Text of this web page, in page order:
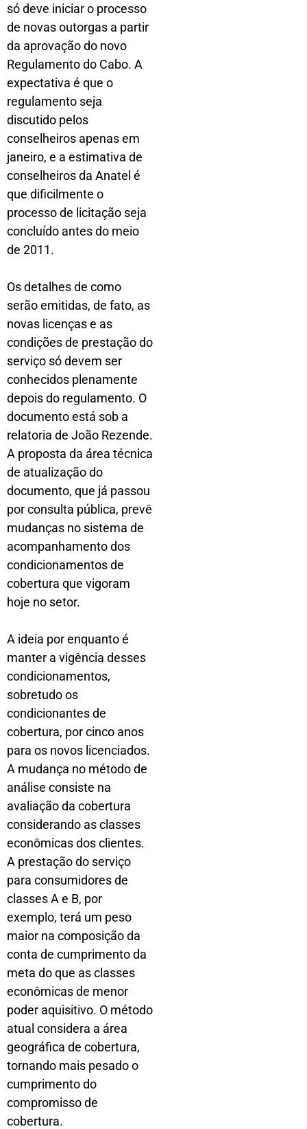
só deve iniciar o processo
de novas outorgas a partir
da aprovação do novo
Regulamento do Cabo. A
expectativa é que o
regulamento seja
discutido pelos
conselheiros apenas em
janeiro, e a estimativa de
conselheiros da Anatel é
que dificilmente o
processo de licitação seja
concluído antes do meio
de 2011.
Os detalhes de como
serão emitidas, de fato, as
novas licenças e as
condições de prestação do
serviço só devem ser
conhecidos plenamente
depois do regulamento. O
documento está sob a
relatoria de João Rezende.
A proposta da área técnica
de atualização do
documento, que já passou
por consulta pública, prevê
mudanças no sistema de
acompanhamento dos
condicionamentos de
cobertura que vigoram
hoje no setor.
A ideia por enquanto é
manter a vigência desses
condicionamentos,
sobretudo os
condicionantes de
cobertura, por cinco anos
para os novos licenciados.
A mudança no método de
análise consiste na
avaliação da cobertura
considerando as classes
econômicas dos clientes.
A prestação do serviço
para consumidores de
classes A e B, por
exemplo, terá um peso
maior na composição da
conta de cumprimento da
meta do que as classes
econômicas de menor
poder aquisitivo. O método
atual considera a área
geográfica de cobertura,
tornando mais pesado o
cumprimento do
compromisso de
cobertura.